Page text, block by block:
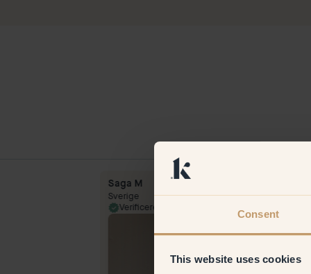
Consent
This website uses cookies
Saga M
Sverige
Verificeret kunde